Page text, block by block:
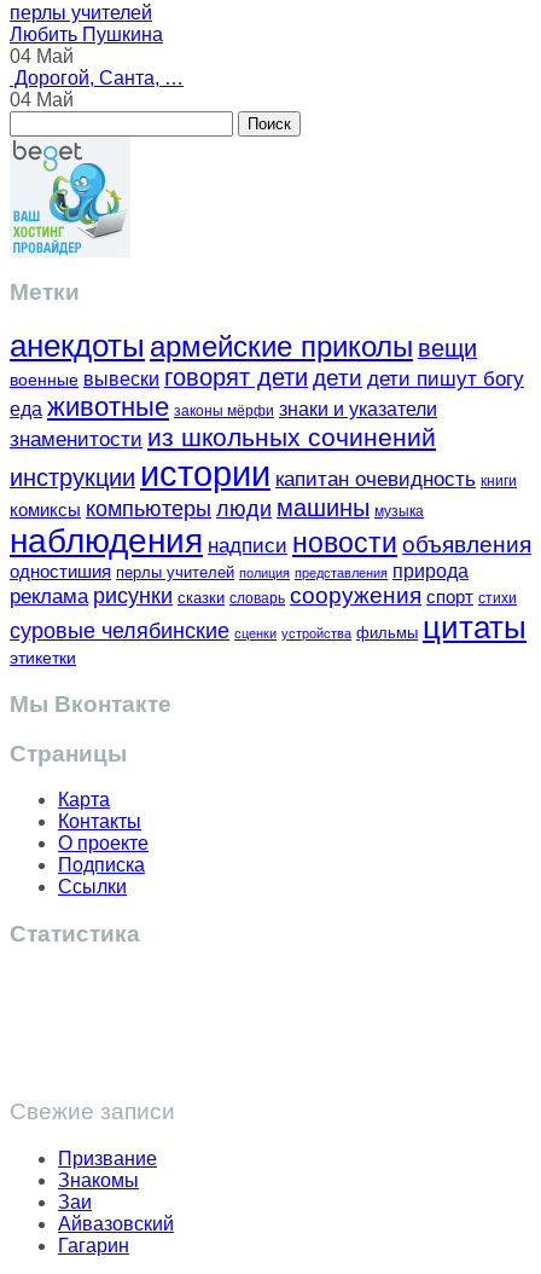
перлы учителей
Любить Пушкина
04 Май
Дорогой, Санта, …
04 Май
Метки
анекдоты армейские приколы вещи
военные вывески говорят дети дети дети пишут богу
еда животные законы мёрфи знаки и указатели
знаменитости из школьных сочинений
инструкции истории капитан очевидность книги
комиксы компьютеры люди машины музыка
наблюдения надписи новости объявления
одностишия перлы учителей полиция представления природа
реклама рисунки сказки словарь сооружения спорт стихи
суровые челябинские сценки устройства фильмы цитаты
этикетки
Мы Вконтакте
Страницы
Карта
Контакты
О проекте
Подписка
Ссылки
Статистика
Свежие записи
Призвание
Знакомы
Заи
Айвазовский
Гагарин